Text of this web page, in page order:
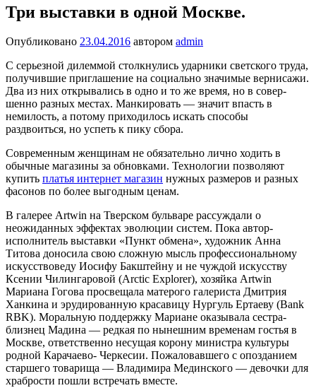
Три выставки в одной Москве.
Опубликовано 23.04.2016 автором admin
С серьезной дилеммой столкнулись ударники светского труда,
получившие приглашение на социально значимые вернисажи.
Два из них открывались в одно и то же время, но в совер­
шенно разных местах. Манкировать — значит впасть в
немилость, а потому приходилось искать способы
раздвоиться, но успеть к пику сбора.
Современным женщинам не обязательно лично ходить в
обычные магазины за обновками. Технологии позволяют
купить платья интернет магазин нужных размеров и разных
фасонов по более выгодным ценам.
В галерее Artwin на Тверском бульваре рассуждали о
неожиданных эффектах эволюции систем. Пока ав­тор-
исполнитель выставки «Пункт обмена», художник Анна
Титова доносила свою сложную мысль профессио­нальному
искусствоведу Иосифу Бакштейну и не чуж­дой искусству
Ксении Чилингаровой (Arctic Explorer), хозяйка Artwin
Мариана Гогова просвещала матерого галериста Дмитрия
Ханкина и эрудированную красави­цу Нургуль Ертаеву (Bank
RBK). Моральную поддержку Мариане оказывала сестра-
близнец Мадина — редкая по нынешним временам гостья в
Москве, ответственно несущая корону министра культуры
родной Карачаево- Черкесии. Пожаловавшего с опозданием
старшего това­рища — Владимира Мединского — девочки для
храбрости пошли встречать вместе.